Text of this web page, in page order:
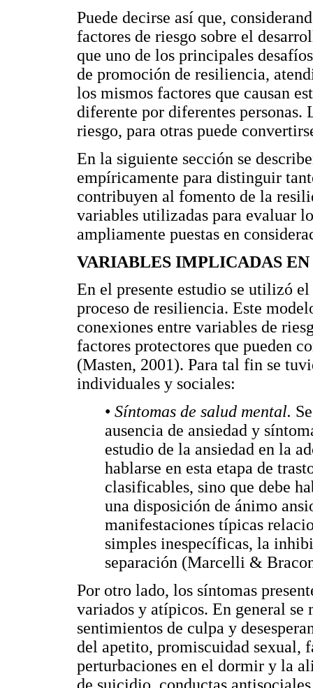
Puede decirse así que,
factores de riesgo sobre el
que uno de los principales
de promoción de resiliencia,
los mismos factores que causan
diferente por diferentes personas.
riesgo, para otras puede
En la siguiente sección se
empíricamente para distinguir
contribuyen al fomento de la
variables utilizadas para evaluar
ampliamente puestas en
VARIABLES IMPLICADAS
En el presente estudio se utilizó
proceso de resiliencia. Este
conexiones entre variables de
factores protectores que pueden
(Masten, 2001). Para tal fin se
individuales y sociales:
• Síntomas de salud mental.
ausencia de ansiedad y
estudio de la ansiedad en la
hablarse en esta etapa de
clasificables, sino que debe
una disposición de ánimo
manifestaciones típicas
simples inespecíficas, la
separación (Marcelli &
Por otro lado, los síntomas
variados y atípicos. En general
sentimientos de culpa y
del apetito, promiscuidad sexual,
perturbaciones en el dormir y la